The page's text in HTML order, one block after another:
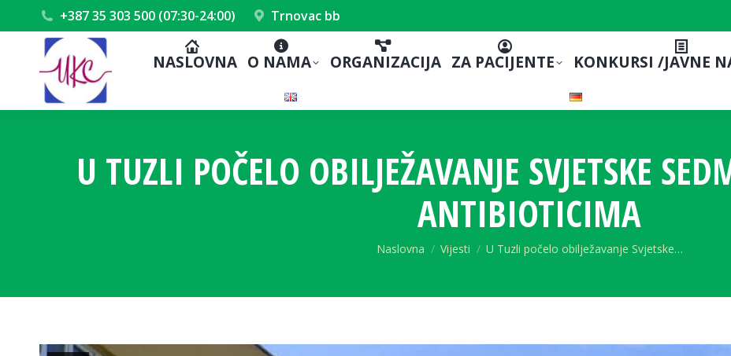
+387 35 303 500 (07:30-24:00) Trnovac bb
NASLOVNA O NAMA ORGANIZACIJA ZA PACIJENTE KONKURSI /JAVNE
U TUZLI POČELO OBILJEŽAVANJE SVJETSKE
ANTIBIOTICIMA
You are here:
Naslovna Vijesti U Tuzli počelo obilježavanje Svjetske…